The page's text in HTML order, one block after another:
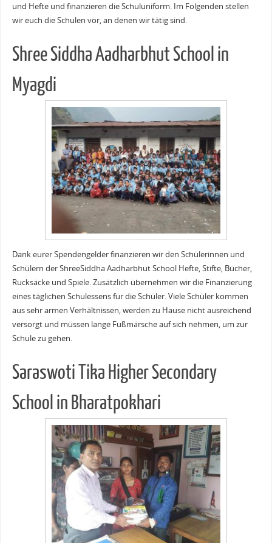
und Hefte und finanzieren die Schuluniform. Im Folgenden stellen
wir euch die Schulen vor, an denen wir tätig sind.
Shree Siddha Aadharbhut School in
Myagdi
Dank eurer Spendengelder finanzieren wir den Schülerinnen und
Schülern der ShreeSiddha Aadharbhut School Hefte, Stifte, Bücher,
Rucksäcke und Spiele. Zusätzlich übernehmen wir die Finanzierung
eines täglichen Schulessens für die Schüler. Viele Schüler kommen
aus sehr armen Verhältnissen, werden zu Hause nicht ausreichend
versorgt und müssen lange Fußmärsche auf sich nehmen, um zur
Schule zu gehen.
Saraswoti Tika Higher Secondary
School in Bharatpokhari